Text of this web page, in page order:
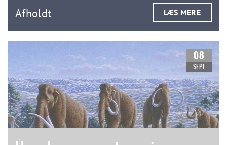
Afholdt LÆS MERE
08
SEPT